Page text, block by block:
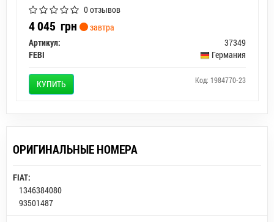
0 отзывов
4 045 грн
завтра
Артикул:
37349
FEBI
Германия
КУПИТЬ Код: 1984770-23
ОРИГИНАЛЬНЫЕ НОМЕРА
FIAT:
1346384080
93501487